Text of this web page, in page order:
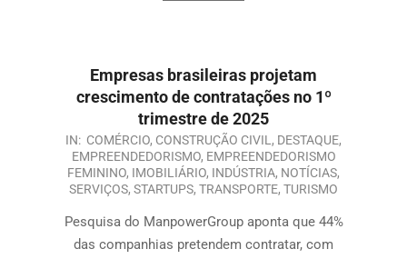
Empresas brasileiras projetam
crescimento de contratações no 1º
trimestre de 2025
IN: COMÉRCIO, CONSTRUÇÃO CIVIL , DESTAQUE,
EMPREENDEDORISMO, EMPREENDEDORISMO
FEMININO, IMOBILIÁRIO, INDÚSTRIA, NOTÍCIAS,
SERVIÇOS, STARTUPS, TRANSPORTE, TURISMO
Pesquisa do ManpowerGroup aponta que 44%
das companhias pretendem contratar, com